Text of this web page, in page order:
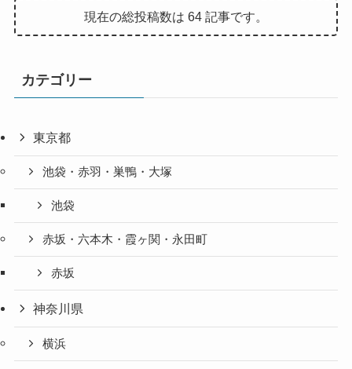
現在の総投稿数は 64 記事です。
カテゴリー
東京都
池袋・赤羽・巣鴨・大塚
池袋
赤坂・六本木・霞ヶ関・永田町
赤坂
神奈川県
横浜